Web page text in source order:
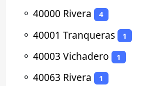
⚬ 40000 Rivera 4
⚬ 40001 Tranqueras 1
⚬ 40003 Vichadero 1
⚬ 40063 Rivera 1